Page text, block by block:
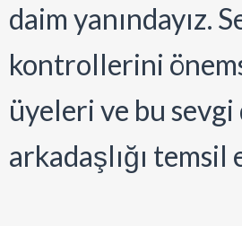
daim yanındayız.
kontrollerini
üyeleri ve bu
arkadaşlığı